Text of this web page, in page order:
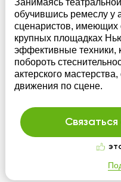
Занимаясь
обучившись ремеслу у
сценаристов,
крупных площадках
эффективные техники,
побороть
актерского
движения по сцене.